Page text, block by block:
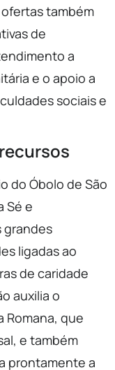
também
de
a
e o apoio a
sociais e
do Óbolo de São
Sé e
grandes
ligadas ao
de caridade
auxilia o
Romana, que
e também
prontamente a